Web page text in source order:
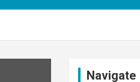
Navigate